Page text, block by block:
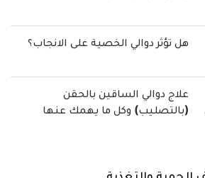
هل تؤثر دوالي الخصية على الانجاب؟
علاج دوالي الساقين بالحقن
(بالتصليب) وكل ما يهمك عنها